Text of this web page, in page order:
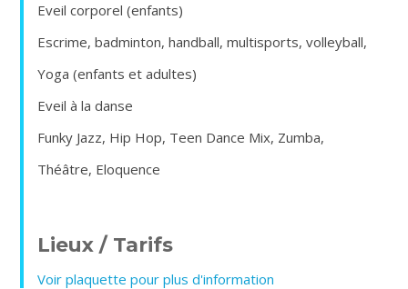
Eveil corporel (enfants)
Escrime, badminton, handball, multisports, volleyball,
Yoga (enfants et adultes)
Eveil à la danse
Funky Jazz, Hip Hop, Teen Dance Mix, Zumba,
Théâtre, Eloquence
Lieux / Tarifs
Voir plaquette pour plus d'information